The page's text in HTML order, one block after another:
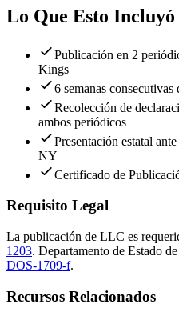
Lo Que Esto Incluyó
Publicación en 2
Kings
6 semanas
Recolección de
ambos periódicos
Presentación estatal
NY
Certificado de
Requisito Legal
La publicación de LLC es
1203. Departamento de Estado
DOS-1709-f.
Recursos Relacionados